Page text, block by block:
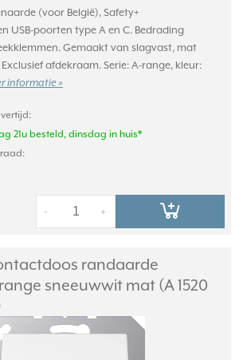
(voor België), Safety+
USB-poorten type A en C. Bedrading
Gemaakt van slagvast, mat
afdekraam. Serie: A-range, kleur:
informatie »
21u besteld, dinsdag in huis*
+
-
randaarde
sneeuwwit mat (A 1520